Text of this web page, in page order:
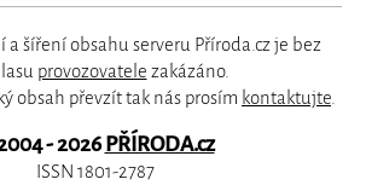
a šíření obsahu serveru Příroda.cz je bez
provozovatele zakázáno.
obsah převzít tak nás prosím kontaktujte.
- 2026PŘÍRODA.cz
ISSN 1801-2787